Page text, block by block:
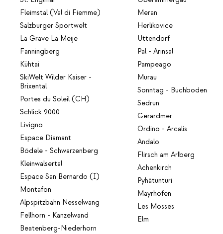
Fleimstal (Val di Fiemme)
Salzburger Sportwelt
La Grave La Meije
Fanningberg
Kühtai
SkiWelt Wilder Kaiser -
Brixental
Portes du Soleil (CH)
Schlick 2000
Livigno
Espace Diamant
Bödele - Schwarzenberg
Kleinwalsertal
Espace San Bernardo (I)
Montafon
Alpspitzbahn Nesselwang
Fellhorn - Kanzelwand
Beatenberg-Niederhorn
Meran
Herlikovice
Uttendorf
Pal - Arinsal
Pampeago
Murau
Sonntag - Buchboden
Sedrun
Gerardmer
Ordino - Arcalis
Andalo
Flirsch am Arlberg
Achenkirch
Pyhätunturi
Mayrhofen
Les Mosses
Elm